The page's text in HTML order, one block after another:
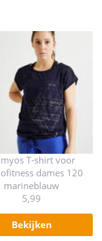
T-shirt voor
dames 120
marineblauw
5,99
bekijken